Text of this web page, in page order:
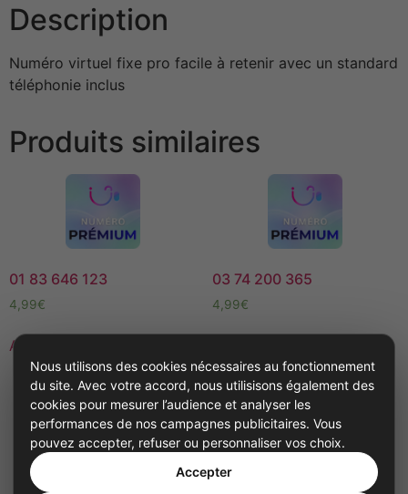
Description
Numéro virtuel fixe pro facile à retenir avec un standard
téléphonie inclus
Produits similaires
01 83 646 123
4,99€
Ajouter au panier
03 74 200 365
4,99€
Nous utilisons des cookies nécessaires au fonctionnement
du site. Avec votre accord, nous utilisisons également des
cookies pour mesurer l’audience et analyser les
performances de nos campagnes publicitaires. Vous
pouvez accepter, refuser ou personnaliser vos choix.
Accepter